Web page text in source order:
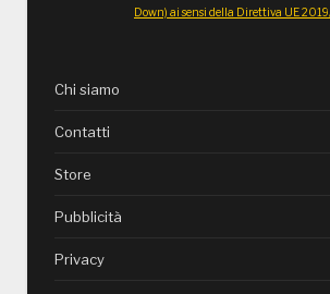
Down) ai sensi della Direttiva UE
Chi siamo
Contatti
Store
Pubblicità
Privacy